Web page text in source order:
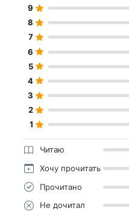
9
8
7
6
5
4
3
2
1
Читаю
Хочу прочитать
Прочитано
Не дочитал